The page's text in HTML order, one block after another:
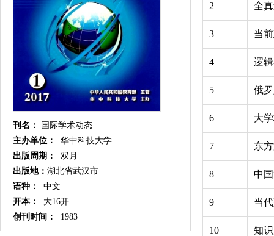
刊名：
国际学术动态
主办单位：
华中科技大学
出版周期：
双月
出版地： 湖北省武汉市
语种：
中文
开本：
大16开
创刊时间：
1983
2 全
3 当
4 逻
5 俄
6 大
7 东
8 中
9 当
10 知